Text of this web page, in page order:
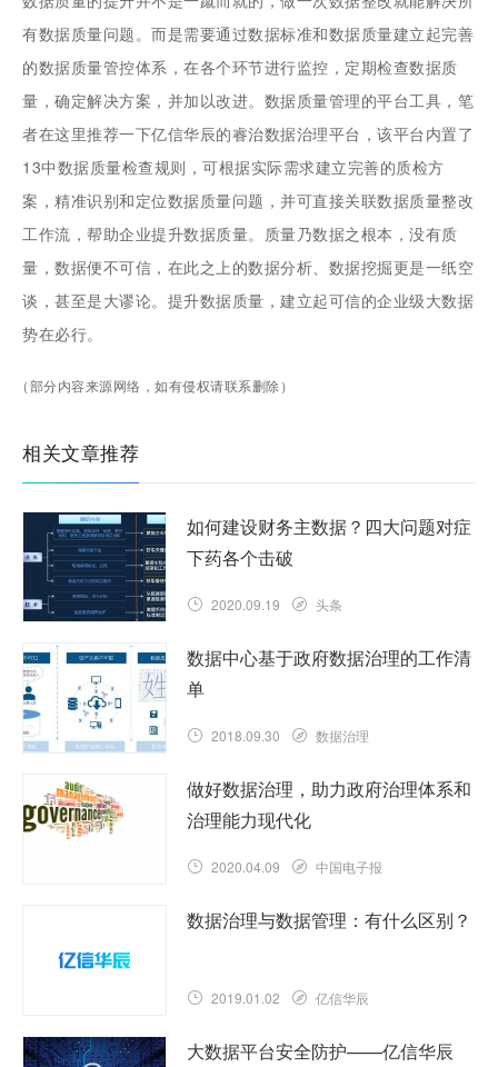
有数据质量问题。而是需要通过数据标准和数据质量建立起完善
的数据质量管控体系，在各个环节进行监控，定期检查数据质
量，确定解决方案，并加以改进。数据质量管理的平台工具，笔
者在这里推荐一下亿信华辰的睿治数据治理平台，该平台内置了
13中数据质量检查规则，可根据实际需求建立完善的质检方
案，精准识别和定位数据质量问题，并可直接关联数据质量整改
工作流，帮助企业提升数据质量。质量乃数据之根本，没有质
量，数据便不可信，在此之上的数据分析、数据挖掘更是一纸空
谈，甚至是大谬论。提升数据质量，建立起可信的企业级大数据
势在必行。
（部分内容来源网络，如有侵权请联系删除）
相关文章推荐
如何建设财务主数据？四大问题对症
下药各个击破
2020.09.19 头条
数据中心基于政府数据治理的工作清
单
2018.09.30 数据治理
做好数据治理，助力政府治理体系和
治理能力现代化
2020.04.09 中国电子报
数据治理与数据管理：有什么区别？
2019.01.02 亿信华辰
大数据平台安全防护——亿信华辰